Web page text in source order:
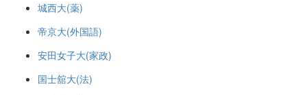
城西大(薬)
帝京大(外国語)
安田女子大(家政)
国士舘大(法)